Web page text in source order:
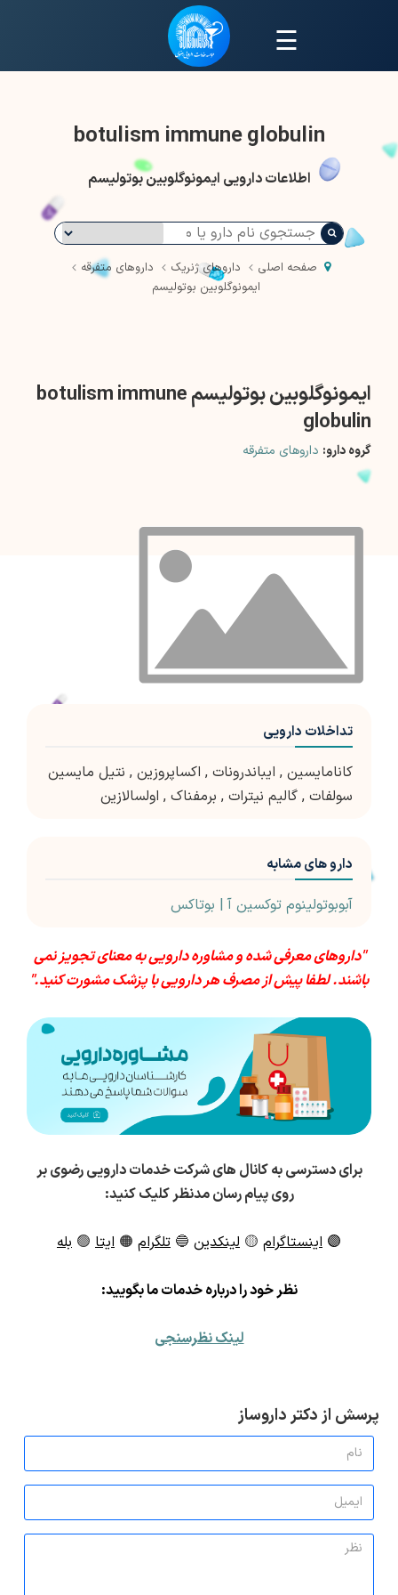
☰
botulism immune globulin
اطلاعات دارویی ایمونوگلوبین بوتولیسم
صفحه اصلی داروهای ژنریک
داروهای متفرقه
ایمونوگلوبین بوتولیسم
ایمونوگلوبین بوتولیسم botulism immune
globulin
گروه دارو: داروهای متفرقه
تداخلات دارویی
کانامایسین , ایباندرونات , اکساپروزین , نتیل مایسین
سولفات , گالیم نیترات , برمفناک , اولسالازین
دارو های مشابه
آبوبوتولینوم توکسین آ | بوتاکس
"داروهای معرفی شده و مشاوره دارویی به معنای تجویز نمی
باشند. لطفا پیش از مصرف هر دارویی با پزشک مشورت کنید."
برای دسترسی به کانال های شرکت خدمات دارویی رضوی بر
روی پیام رسان مدنظر کلیک کنید:
🟣 اینستاگرام 🟡 لینکدین 🔵 تلگرام 🟠 ایتا 🟢 بله
نظر خود را درباره خدمات ما بگویید:
لینک نظرسنجی
پرسش از دکتر داروساز